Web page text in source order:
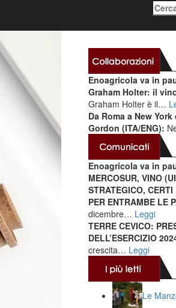
per:
Enoagricola va in
Graham Holter: il
Graham Holter è il…
Da Roma a New
Gordon (ITA/ENG):
Enoagricola va in
MERCOSUR, VINO
STRATEGICO,
PER ENTRAMBE LE
dicembre… Leggi
TERRE CEVICO:
DELL’ESERCIZIO
crescita… Leggi
Le